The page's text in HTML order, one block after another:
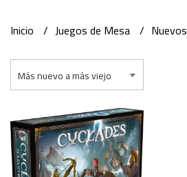
Inicio Juegos de Mesa Nuevos